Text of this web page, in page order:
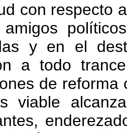
con respecto
y en el
a todo
de reforma
viable